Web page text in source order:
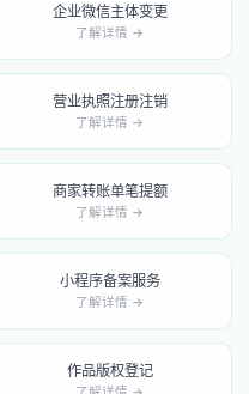
企业微信主体变更
了解详情 →
营业执照注册注销
了解详情 →
商家转账单笔提额
了解详情 →
小程序备案服务
了解详情 →
作品版权登记